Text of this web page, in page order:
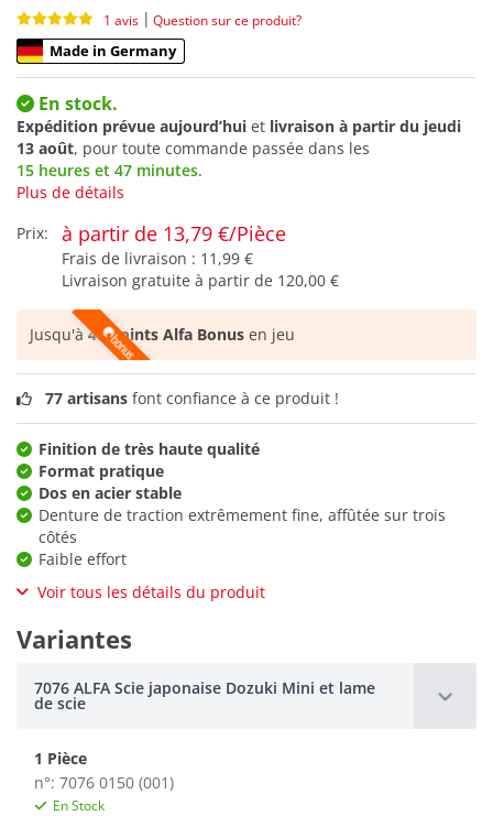
1 avis | Question sur ce produit?
Made in Germany
En stock.
Expédition prévue aujourd’hui et livraison à partir du jeudi
13 août, pour toute commande passée dans les
15 heures et 47 minutes.
Plus de détails
Prix:
à partir de 13,79 €/Pièce
Frais de livraison : 11,99 €
Livraison gratuite à partir de 120,00 €
Jusqu'à48 points Alfa Bonus en jeu
77 artisans font confiance à ce produit !
Finition de très haute qualité
Format pratique
Dos en acier stable
Denture de traction extrêmement fine, affûtée sur trois
côtés
Faible effort
Voir tous les détails du produit
Variantes
7076 ALFA Scie japonaise Dozuki Mini et lame
de scie
1 Pièce
n°: 7076 0150 (001)
En Stock